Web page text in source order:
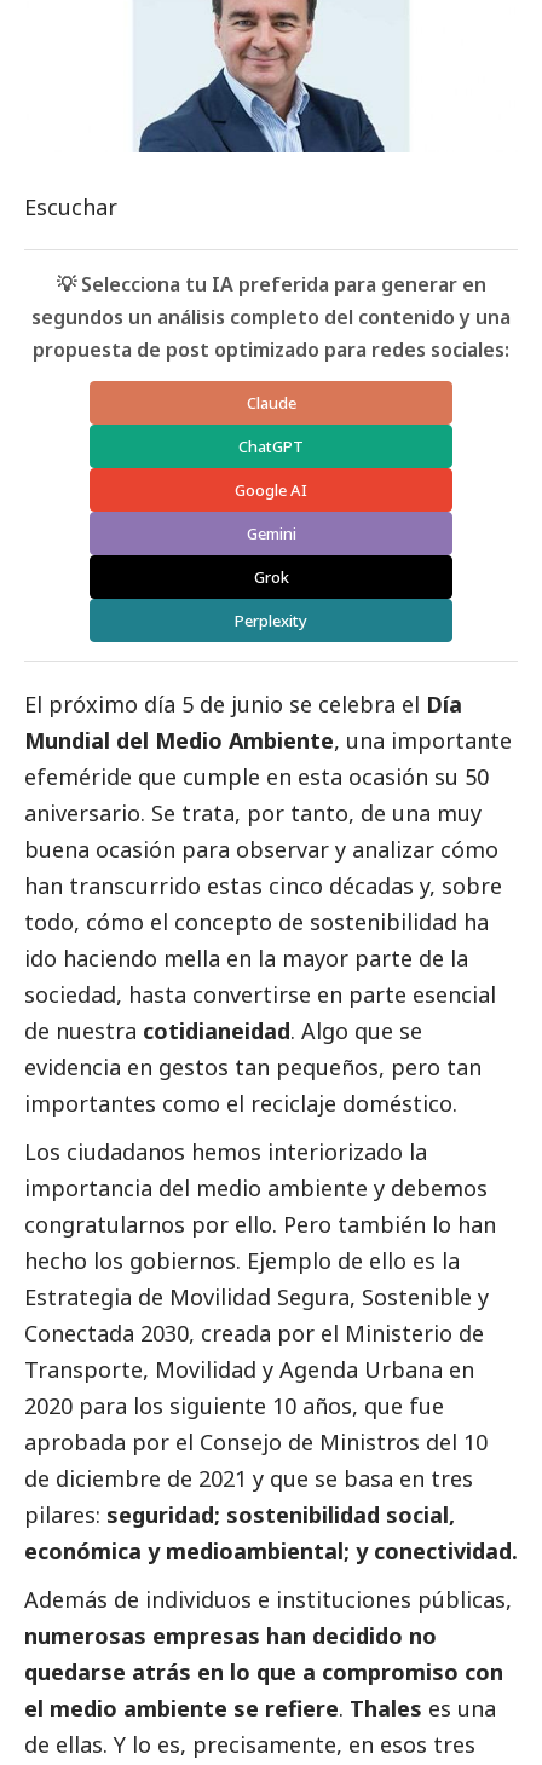
Escuchar
💡 Selecciona tu IA preferida para generar en
segundos un análisis completo del contenido y una
propuesta de post optimizado para redes sociales:
Claude
ChatGPT
Google AI
Gemini
Grok
Perplexity
El próximo día 5 de junio se celebra el Día
Mundial del Medio Ambiente, una importante
efeméride que cumple en esta ocasión su 50
aniversario. Se trata, por tanto, de una muy
buena ocasión para observar y analizar cómo
han transcurrido estas cinco décadas y, sobre
todo, cómo el concepto de sostenibilidad ha
ido haciendo mella en la mayor parte de la
sociedad, hasta convertirse en parte esencial
de nuestra cotidianeidad. Algo que se
evidencia en gestos tan pequeños, pero tan
importantes como el reciclaje doméstico.
Los ciudadanos hemos interiorizado la
importancia del medio ambiente y debemos
congratularnos por ello. Pero también lo han
hecho los gobiernos. Ejemplo de ello es la
Estrategia de Movilidad Segura, Sostenible y
Conectada 2030, creada por el Ministerio de
Transporte, Movilidad y Agenda Urbana en
2020 para los siguiente 10 años, que fue
aprobada por el Consejo de Ministros del 10
de diciembre de 2021 y que se basa en tres
pilares: seguridad; sostenibilidad social,
económica y medioambiental; y conectividad.
Además de individuos e instituciones públicas,
numerosas empresas han decidido no
quedarse atrás en lo que a compromiso con
el medio ambiente se refiere. Thales es una
de ellas. Y lo es, precisamente, en esos tres